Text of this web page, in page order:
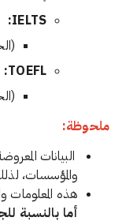
IELTS:
TOEFL:
ملحوظة:
البيانات
والمؤسسات،
هذه المعلومات
أما بالنسبة